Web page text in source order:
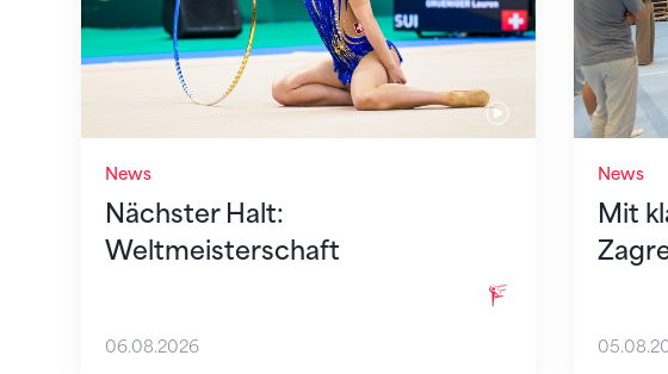
News
Nächster Halt:
Weltmeisterschaft
06.08.2026
News
Mit